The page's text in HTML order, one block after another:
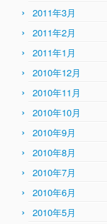
2011年3月
2011年2月
2011年1月
2010年12月
2010年11月
2010年10月
2010年9月
2010年8月
2010年7月
2010年6月
2010年5月